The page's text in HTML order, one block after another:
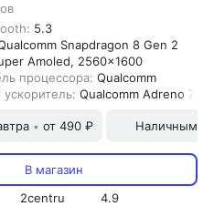
5.3
Snapdragon 8 Gen 2
Amoled, 2560x1600
процессора: Qualcomm
ускоритель: Qualcomm Adreno 740
• от 490 ₽ Наличными
В магазин
2centru
4.9